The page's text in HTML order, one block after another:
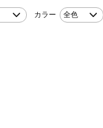
カラー 全色